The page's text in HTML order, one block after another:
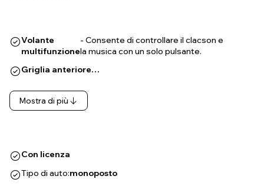
Volante
multifunzione
- Consente di controllare il clacson e
la musica con un solo pulsante.
Griglia anteriore…
Mostra di più
Con licenza
Tipo di auto:monoposto